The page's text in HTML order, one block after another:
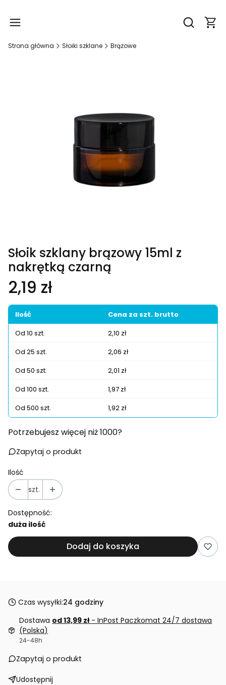
Otwórz
Strona główna Słoiki szklane Brązowe
Słoik szklany brązowy 15ml z
nakrętką czarną
Cena
2,19 zł
Ilość
Cena za szt. brutto
Od 10 szt.
2,10 zł
Od 25 szt.
2,06 zł
Od 50 szt.
2,01 zł
Od 100 szt.
1,97 zł
Od 500 szt.
1,92 zł
Potrzebujesz więcej niż 1000?
Zapytaj o produkt
Ilość
szt.
Dostępność:
duża ilość
Dodaj do koszyka
Czas wysyłki:24 godziny
Dostawa od 13,99 zł - InPost Paczkomat 24/7 dostawa
(Polska)
24-48h
Zapytaj o produkt
Udostępnij